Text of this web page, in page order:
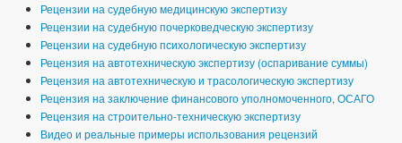
Рецензии на судебную медицинскую экспертизу
Рецензии на судебную почерковедческую экспертизу
Рецензии на судебную психологическую экспертизу
Рецензия на автотехническую экспертизу (оспаривание суммы)
Рецензия на автотехническую и трасологическую экспертизу
Рецензия на заключение финансового уполномоченного, ОСАГО
Рецензия на строительно-техническую экспертизу
Видео и реальные примеры использования рецензий